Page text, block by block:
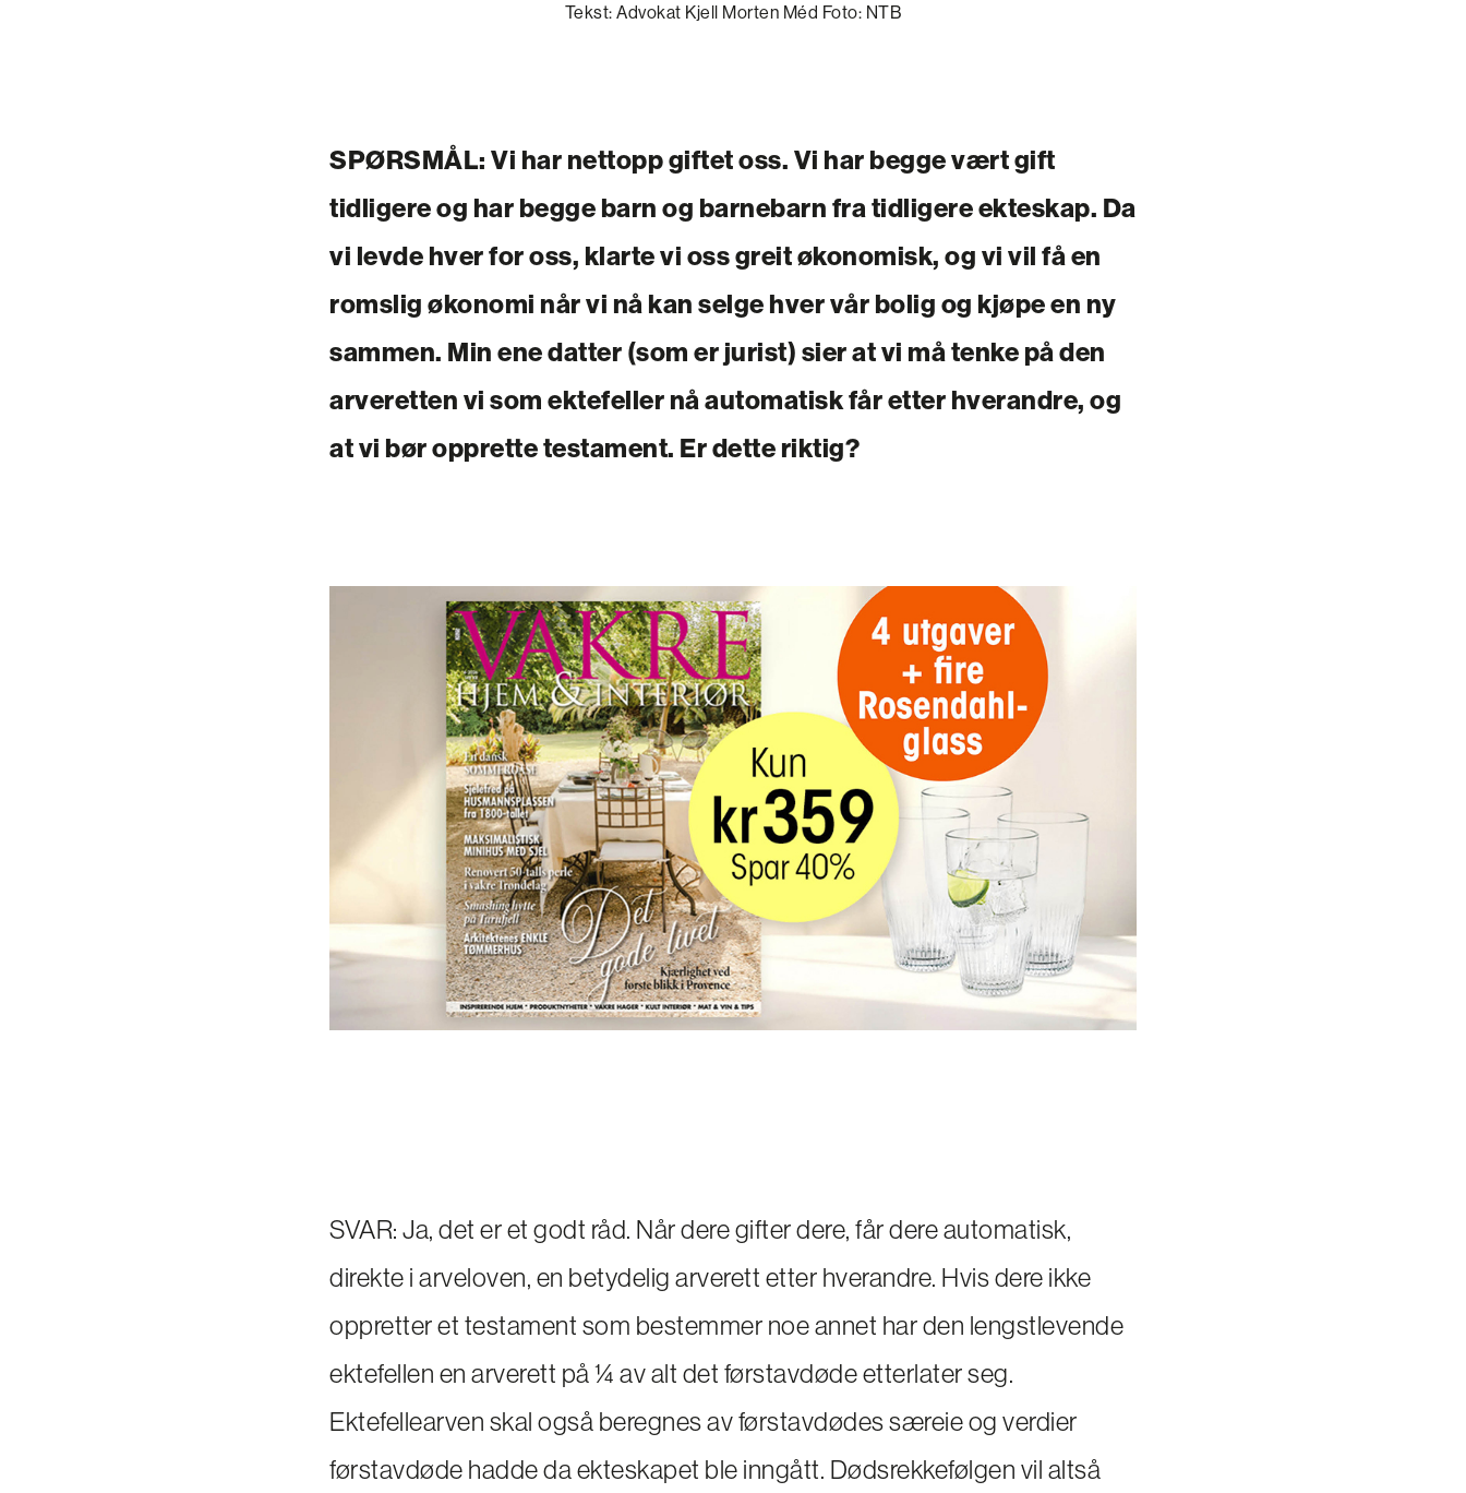
Tekst: Advokat Kjell Morten Méd Foto: NTB
SPØRSMÅL: Vi har nettopp giftet oss. Vi har begge vært gift
tidligere og har begge barn og barnebarn fra tidligere ekteskap. Da
vi levde hver for oss, klarte vi oss greit økonomisk, og vi vil få en
romslig økonomi når vi nå kan selge hver vår bolig og kjøpe en ny
sammen. Min ene datter (som er jurist) sier at vi må tenke på den
arveretten vi som ektefeller nå automatisk får etter hverandre, og
at vi bør opprette testament. Er dette riktig?
SVAR: Ja, det er et godt råd. Når dere gifter dere, får dere automatisk,
direkte i arveloven, en betydelig arverett etter hverandre. Hvis dere ikke
oppretter et testament som bestemmer noe annet har den lengstlevende
ektefellen en arverett på ¼ av alt det førstavdøde etterlater seg.
Ektefellearven skal også beregnes av førstavdødes særeie og verdier
førstavdøde hadde da ekteskapet ble inngått. Dødsrekkefølgen vil altså